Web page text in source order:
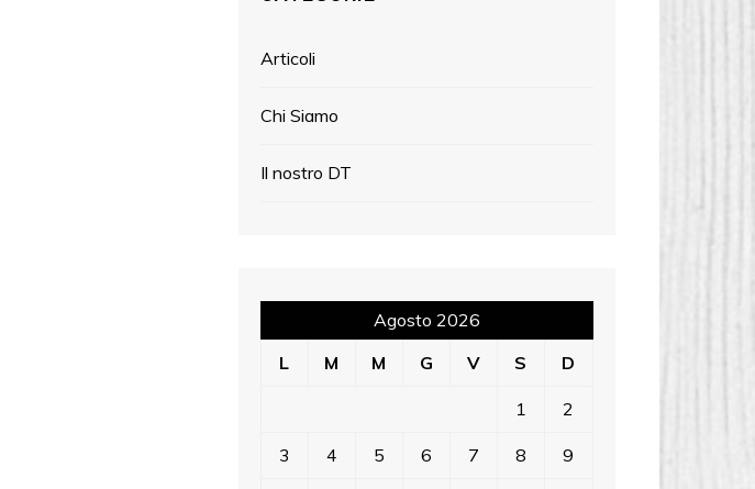
Articoli
Chi Siamo
Il nostro DT
Agosto 2026
L
M M G V S D
1 2
3 4 5 6 7 8 9